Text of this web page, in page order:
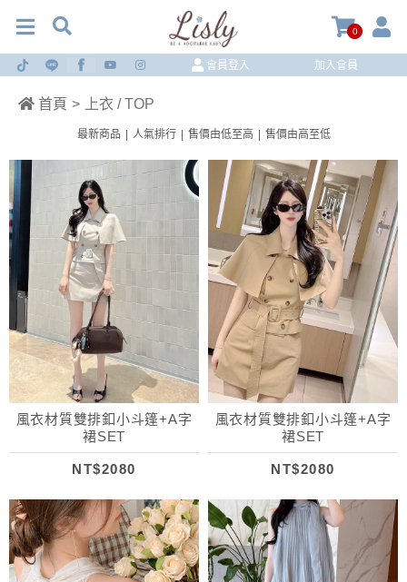
0
會員登入 加入會員
首頁 > 上衣 / TOP
最新商品 人氣排行 售價由低至高 售價由高至低
風衣材質雙排釦小斗篷+A字
裙SET
NT$2080
風衣材質雙排釦小斗篷+A字
裙SET
NT$2080